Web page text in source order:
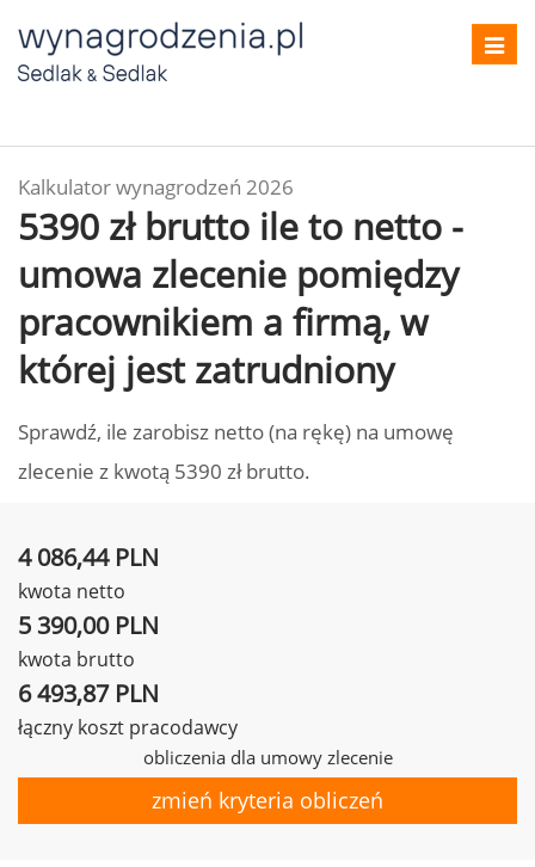
Kalkulator wynagrodzeń 2026
5390 zł brutto ile to netto -
umowa zlecenie pomiędzy
pracownikiem a firmą, w
której jest zatrudniony
Sprawdź, ile zarobisz netto (na rękę) na umowę
zlecenie z kwotą 5390 zł brutto.
4 086,44 PLN
kwota netto
5 390,00 PLN
kwota brutto
6 493,87 PLN
łączny koszt pracodawcy
obliczenia dla umowy zlecenie
zmień kryteria obliczeń